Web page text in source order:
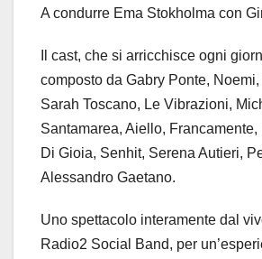
A condurre Ema Stokholma con
Il cast, che si arricchisce ogni
composto da Gabry Ponte,
Sarah Toscano, Le Vibrazioni,
Santamarea, Aiello,
Di Gioia, Senhit, Serena Autieri,
Alessandro Gaetano.
Uno spettacolo interamente dal
Radio2 Social Band, per